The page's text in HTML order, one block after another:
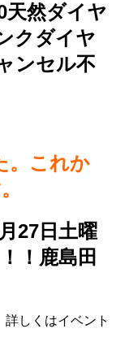
天然ダイヤ
クダイヤ
ンセル不
。これか
27日土曜
！鹿島田
しくはイベント